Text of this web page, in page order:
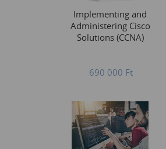
Implementing and
Administering Cisco
Solutions (CCNA)
690 000 Ft